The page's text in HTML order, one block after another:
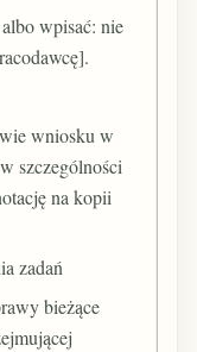
wpisać: nie
wniosku w
szczególności
na kopii
zadań
bieżące